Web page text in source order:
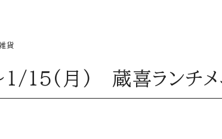
貨
15(月) 蔵喜ランチメ